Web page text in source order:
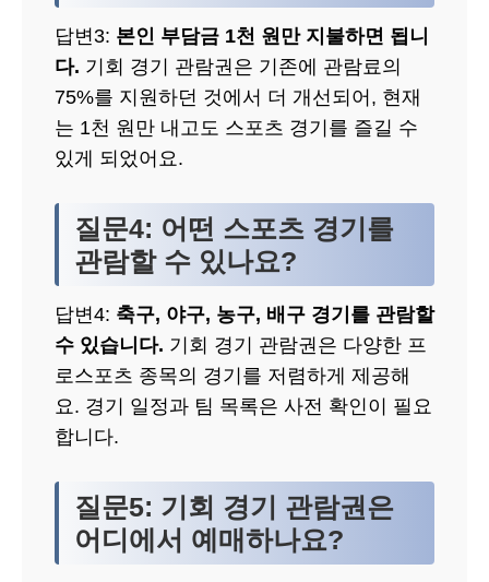
답변3: 본인 부담금 1천 원만 지불하면 됩니
다. 기회 경기 관람권은 기존에 관람료의
75%를 지원하던 것에서 더 개선되어, 현재
는 1천 원만 내고도 스포츠 경기를 즐길 수
있게 되었어요.
질문4: 어떤 스포츠 경기를
관람할 수 있나요?
답변4: 축구, 야구, 농구, 배구 경기를 관람할
수 있습니다. 기회 경기 관람권은 다양한 프
로스포츠 종목의 경기를 저렴하게 제공해
요. 경기 일정과 팀 목록은 사전 확인이 필요
합니다.
질문5: 기회 경기 관람권은
어디에서 예매하나요?